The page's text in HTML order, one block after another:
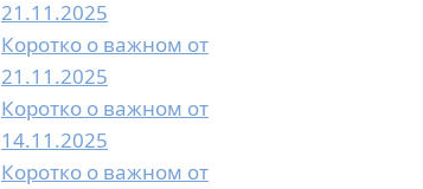
21.11.2025
Коротко о важном от
21.11.2025
Коротко о важном от
14.11.2025
Коротко о важном от